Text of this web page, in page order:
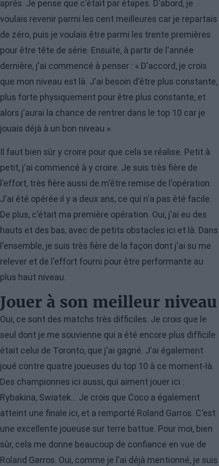
après. Je pense que c'était par étapes. D'abord, je
voulais revenir parmi les cent meilleures car je repartais
de zéro, puis je voulais être parmi les trente premières
pour être tête de série. Ensuite, à partir de l'année
dernière, j'ai commencé à penser : « D'accord, je crois
que mon niveau est là. J'ai besoin d'être plus constante,
plus forte physiquement pour être plus constante, et
alors j'aurai la chance de rentrer dans le top 10 car je
jouais déjà à un bon niveau ».
Il faut bien sûr y croire pour que cela se réalise. Petit à
petit, j'ai commencé à y croire. Je suis très fière de
l'effort, très fière aussi de m'être remise de l'opération.
J'ai été opérée il y a deux ans, ce qui n'a pas été facile.
De plus, c'était ma première opération. Oui, j'ai eu des
hauts et des bas, avec de petits obstacles ici et là. Dans
l'ensemble, je suis très fière de la façon dont j'ai su me
relever et de l'effort fourni pour être performante au
plus haut niveau.
Jouer à son meilleur niveau
Oui, ce sont des matchs très difficiles. Je crois que le
seul dont je me souvienne qui a été encore plus difficile
était celui de Toronto, que j'ai gagné. J'ai également
joué contre quatre joueuses du top 10 à ce moment-là.
Des championnes ici aussi, qui aiment jouer ici :
Rybakina, Swiatek... Je crois que Coco a également
atteint une finale ici, et a remporté Roland Garros. C'est
une excellente joueuse sur terre battue. Pour moi, bien
sûr, cela me donne beaucoup de confiance en vue de
Roland Garros. Oui, comme je l'ai déjà mentionné, je suis